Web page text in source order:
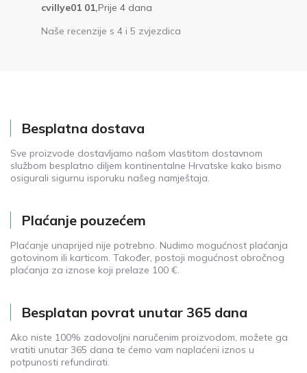
cvillye01 01,Prije 4 dana
Naše recenzije s 4 i 5 zvjezdica
Besplatna dostava
Sve proizvode dostavljamo našom vlastitom dostavnom
službom besplatno diljem kontinentalne Hrvatske kako bismo
osigurali sigurnu isporuku našeg namještaja.
Plaćanje pouzećem
Plaćanje unaprijed nije potrebno. Nudimo mogućnost plaćanja
gotovinom ili karticom. Također, postoji mogućnost obročnog
plaćanja za iznose koji prelaze 100 €.
Besplatan povrat unutar 365 dana
Ako niste 100% zadovoljni naručenim proizvodom, možete ga
vratiti unutar 365 dana te ćemo vam naplaćeni iznos u
potpunosti refundirati.